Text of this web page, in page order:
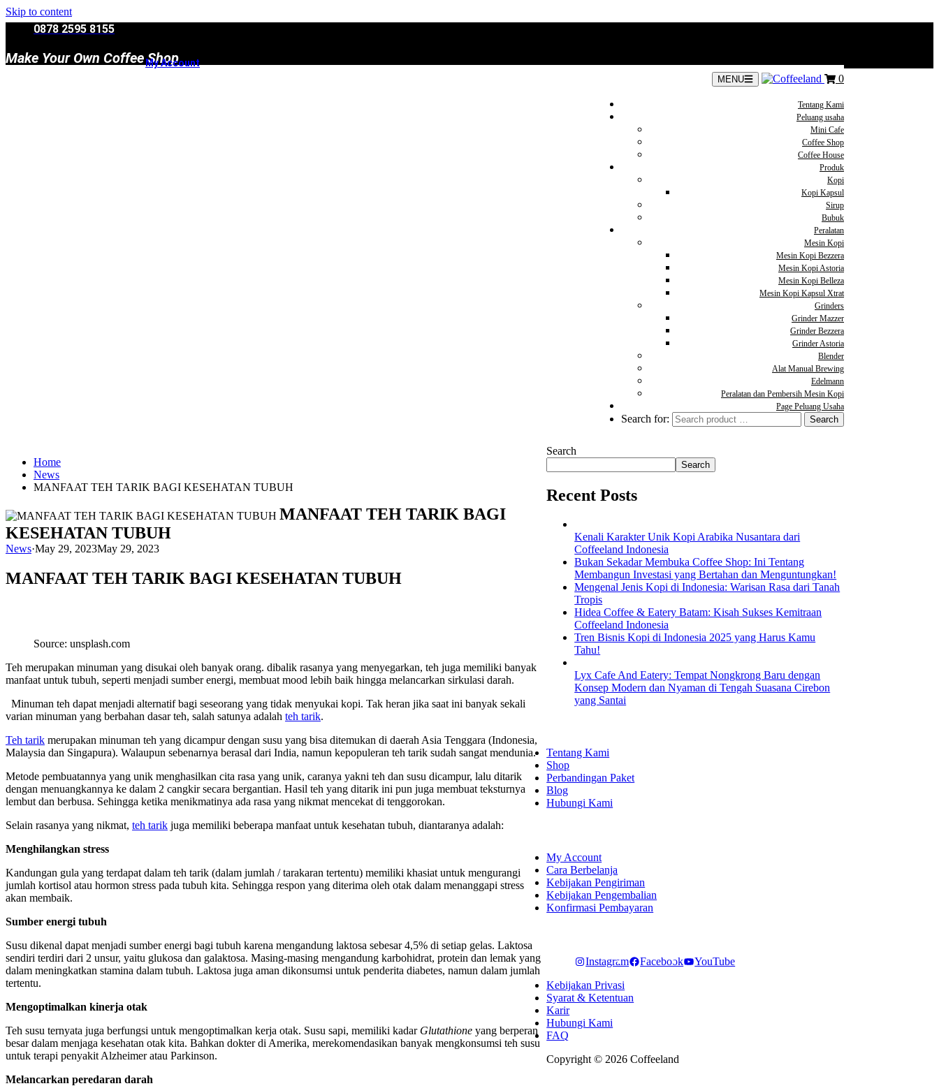
Skip to content
0878 2595 8155
Make Your Own Coffee Shop
My Account
MENU 0
Tentang Kami
Peluang usaha
Mini Cafe
Coffee Shop
Coffee House
Produk
Kopi
Kopi Kapsul
Sirup
Bubuk
Peralatan
Mesin Kopi
Mesin Kopi Bezzera
Mesin Kopi Astoria
Mesin Kopi Belleza
Mesin Kopi Kapsul Xtrat
Grinders
Grinder Mazzer
Grinder Bezzera
Grinder Astoria
Blender
Alat Manual Brewing
Edelmann
Peralatan dan Pembersih Mesin Kopi
Page Peluang Usaha
Search for:
Home
News
MANFAAT TEH TARIK BAGI KESEHATAN TUBUH
MANFAAT TEH TARIK BAGI
KESEHATAN TUBUH
News·May 29, 2023May 29, 2023
MANFAAT TEH TARIK BAGI KESEHATAN TUBUH
Source: unsplash.com
Teh merupakan minuman yang disukai oleh banyak orang. dibalik rasanya yang menyegarkan, teh juga memiliki banyak
manfaat untuk tubuh, seperti menjadi sumber energi, membuat mood lebih baik hingga melancarkan sirkulasi darah.
Minuman teh dapat menjadi alternatif bagi seseorang yang tidak menyukai kopi. Tak heran jika saat ini banyak sekali
varian minuman yang berbahan dasar teh, salah satunya adalah teh tarik.
Teh tarik merupakan minuman teh yang dicampur dengan susu yang bisa ditemukan di daerah Asia Tenggara (Indonesia,
Malaysia dan Singapura). Walaupun sebenarnya berasal dari India, namun kepopuleran teh tarik sudah sangat mendunia.
Metode pembuatannya yang unik menghasilkan cita rasa yang unik, caranya yakni teh dan susu dicampur, lalu ditarik
dengan menuangkannya ke dalam 2 cangkir secara bergantian. Hasil teh yang ditarik ini pun juga membuat teksturnya
lembut dan berbusa. Sehingga ketika menikmatinya ada rasa yang nikmat mencekat di tenggorokan.
Selain rasanya yang nikmat, teh tarik juga memiliki beberapa manfaat untuk kesehatan tubuh, diantaranya adalah:
Menghilangkan stress
Kandungan gula yang terdapat dalam teh tarik (dalam jumlah / tarakaran tertentu) memiliki khasiat untuk mengurangi
jumlah kortisol atau hormon stress pada tubuh kita. Sehingga respon yang diterima oleh otak dalam menanggapi stress
akan membaik.
Sumber energi tubuh
Susu dikenal dapat menjadi sumber energi bagi tubuh karena mengandung laktosa sebesar 4,5% di setiap gelas. Laktosa
sendiri terdiri dari 2 unsur, yaitu glukosa dan galaktosa. Masing-masing mengandung karbohidrat, protein dan lemak yang
dalam meningkatkan stamina dalam tubuh. Laktosa juga aman dikonsumsi untuk penderita diabetes, namun dalam jumlah
tertentu.
Mengoptimalkan kinerja otak
Teh susu ternyata juga berfungsi untuk mengoptimalkan kerja otak. Susu sapi, memiliki kadar Glutathione yang berperan
besar dalam menjaga kesehatan otak kita. Bahkan dokter di Amerika, merekomendasikan banyak mengkonsumsi teh susu
untuk terapi penyakit Alzheimer atau Parkinson.
Melancarkan peredaran darah
Search
Search
Recent Posts
Kenali Karakter Unik Kopi Arabika Nusantara dari
Coffeeland Indonesia
Bukan Sekadar Membuka Coffee Shop: Ini Tentang
Membangun Investasi yang Bertahan dan Menguntungkan!
Mengenal Jenis Kopi di Indonesia: Warisan Rasa dari Tanah
Tropis
Hidea Coffee & Eatery Batam: Kisah Sukses Kemitraan
Coffeeland Indonesia
Tren Bisnis Kopi di Indonesia 2025 yang Harus Kamu
Tahu!
Lyx Cafe And Eatery: Tempat Nongkrong Baru dengan
Konsep Modern dan Nyaman di Tengah Suasana Cirebon
yang Santai
Tentang Kami
Shop
Perbandingan Paket
Blog
Hubungi Kami
My Account
Cara Berbelanja
Kebijakan Pengiriman
Kebijakan Pengembalian
Konfirmasi Pembayaran
Instagram Facebook
YouTube
Kebijakan Privasi
Syarat & Ketentuan
Karir
Hubungi Kami
FAQ
Copyright © 2026 Coffeeland